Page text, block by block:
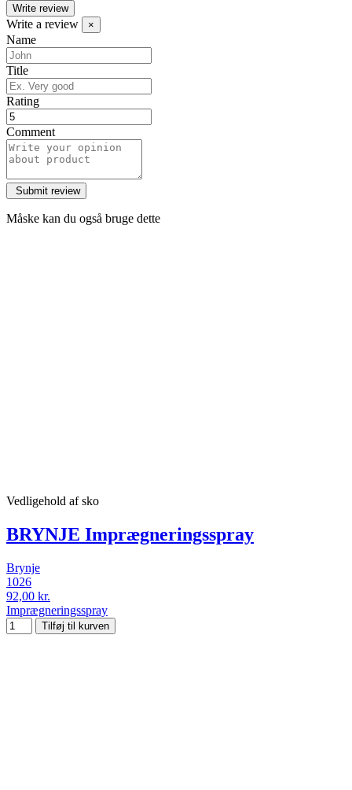
Write review
Write a review ×
Name
Title
Rating
Comment
Måske kan du også bruge dette
Vedligehold af sko
BRYNJE Imprægneringsspray
Brynje
1026
92,00 kr.
Imprægneringsspray
Tilføj til kurven